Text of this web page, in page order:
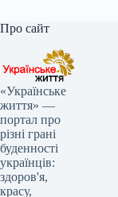
Про сайт
«Українське
життя» —
портал про
різні грані
буденності
українців:
здоров'я,
красу,